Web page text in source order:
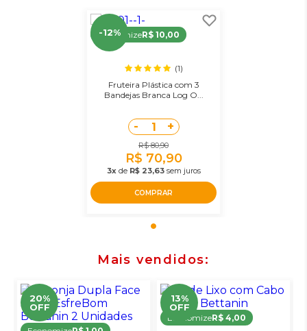
-12%
EconomizeR$ 10,00
(1)
Fruteira Plástica com 3
Bandejas Branca Log O...
- 1 +
R$ 80,90
R$ 70,90
3xde R$ 23,63sem juros
COMPRAR
Mais vendidos
20%
OFF
13%
OFF
EconomizeR$ 4,00